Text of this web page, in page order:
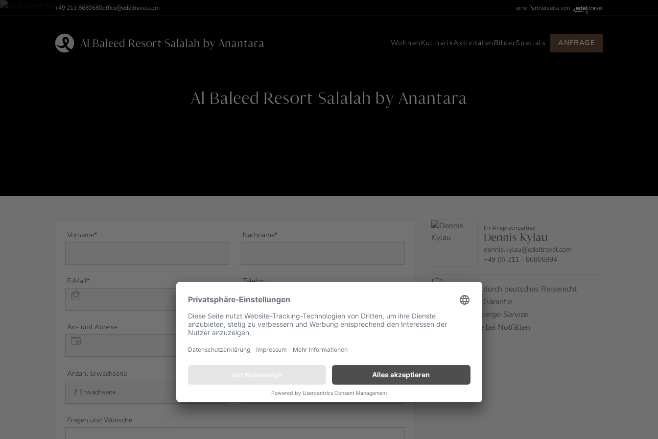
+49 211 8680680office@edeltravel.com eine Partnerseite von
Al Baleed Resort Salalah by Anantara Wohnen KulinarikAktivitäten BilderSpecials ANFRAGE
Al Baleed Resort Salalah by Anantara
Vorname* Nachname*
E-Mail* Telefon
An- und Abreise gewünschte Unterkunft
Anzahl Erwachsene
Fragen und Wünsche
Ihr Ansprechpartner
Dennis Kylau
dennis.kylau@edeltravel.com
+49 (0) 211 - 86806894
Sicherheit durch deutsches Reiserecht
Bestpreis-Garantie
24/7 Concierge-Service
Soforthilfe bei Notfällen